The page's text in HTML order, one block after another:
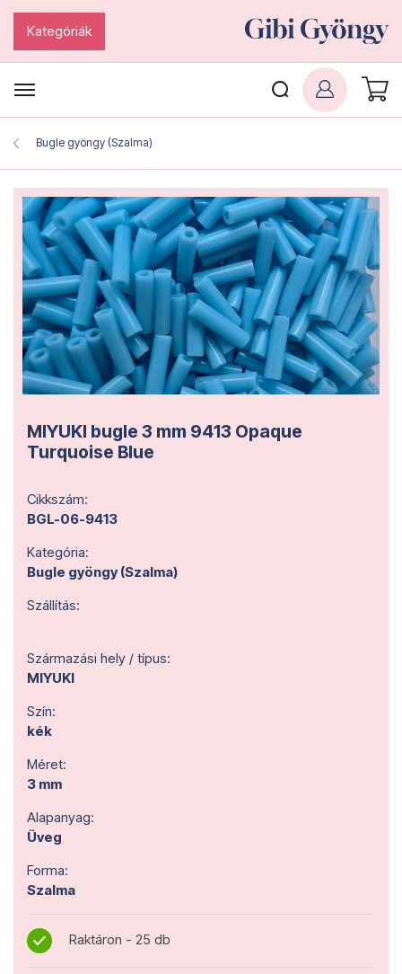
Kategóriák
Bugle gyöngy (Szalma)
MIYUKI bugle 3 mm 9413 Opaque
Turquoise Blue
Cikkszám:
BGL-06-9413
Kategória:
Bugle gyöngy (Szalma)
Szállítás:
Származási hely / típus:
MIYUKI
Szín:
kék
Méret:
3 mm
Alapanyag:
Üveg
Forma:
Szalma
Raktáron - 25 db